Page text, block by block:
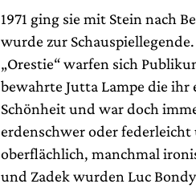
1971 ging sie mit Stein nach
wurde zur
„Orestie“ warfen sich
bewahrte Jutta Lampe die ihr
Schönheit und war doch
erdenschwer oder
oberflächlich, manchmal
und Zadek wurden Luc